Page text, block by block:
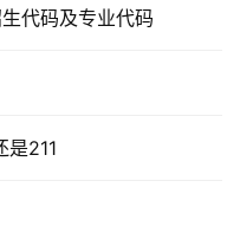
代码及专业代码
是211